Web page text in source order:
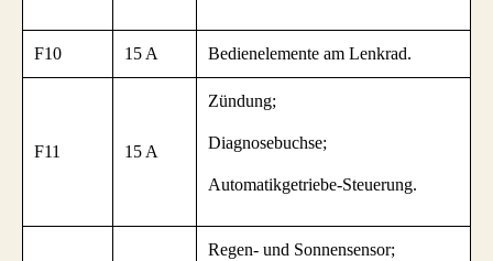
F10 15 A Bedienelemente am Lenkrad.
F11 15 A
Zündung;
Diagnosebuchse;
Automatikgetriebe-Steuerung.
Regen- und Sonnensensor;